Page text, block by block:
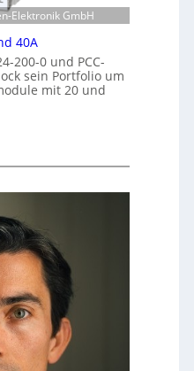
Elektronik GmbH
40A
200-0 und PCC-
sein Portfolio um
mit 20 und